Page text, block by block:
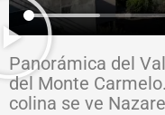
Panorámica del
del Monte
colina se ve